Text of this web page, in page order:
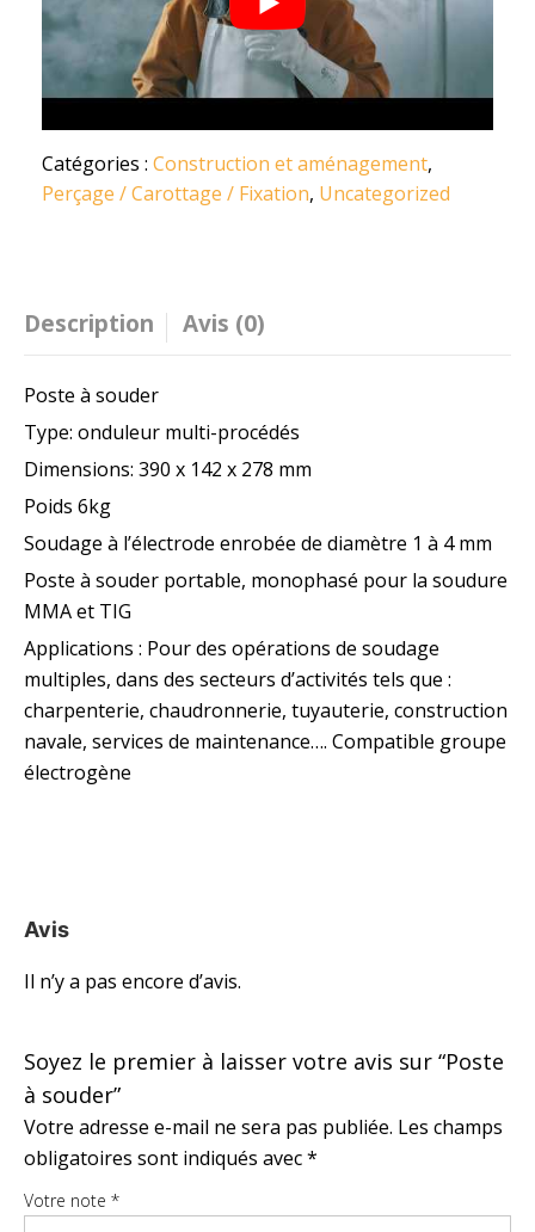
Catégories : Construction et aménagement,
Perçage / Carottage / Fixation, Uncategorized
Description Avis (0)
Poste à souder
Type: onduleur multi-procédés
Dimensions: 390 x 142 x 278 mm
Poids 6kg
Soudage à l’électrode enrobée de diamètre 1 à 4 mm
Poste à souder portable, monophasé pour la soudure
MMA et TIG
Applications : Pour des opérations de soudage
multiples, dans des secteurs d’activités tels que :
charpenterie, chaudronnerie, tuyauterie, construction
navale, services de maintenance…. Compatible groupe
électrogène
Avis
Il n’y a pas encore d’avis.
Soyez le premier à laisser votre avis sur “Poste
à souder”
Votre adresse e-mail ne sera pas publiée. Les champs
obligatoires sont indiqués avec*
Votre note *